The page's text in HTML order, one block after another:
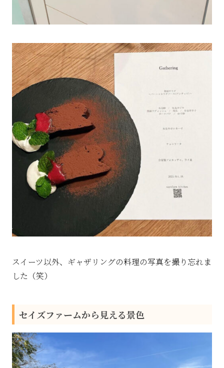
スイーツ以外、ギャザリングの料理の写真を撮り忘れま
した（笑）
セイズファームから見える景色